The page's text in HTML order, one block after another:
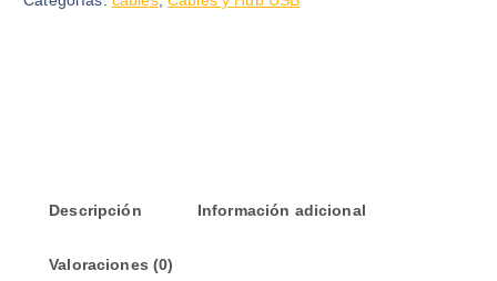
Descripción Información adicional
Valoraciones (0)